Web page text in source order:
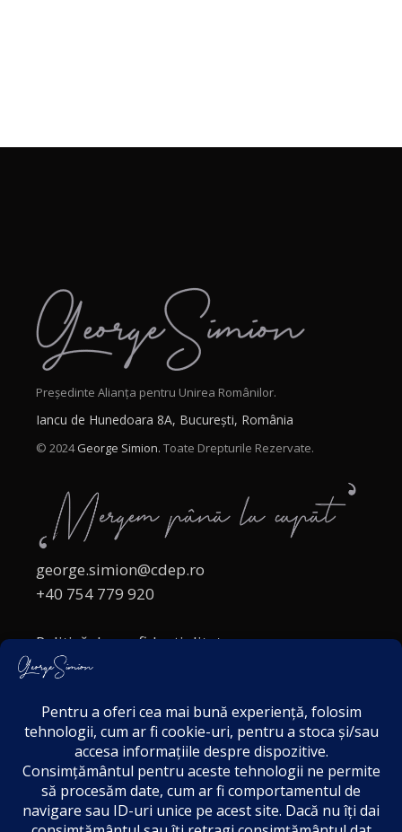
Președinte Alianța pentru Unirea Românilor.
Iancu de Hunedoara 8A, București, România
© 2024George Simion. Toate Drepturile Rezervate.
george.simion@cdep.ro
+40 754 779 920
Politică de confidențialitate
Politica cookies
Acordul de markting
Disclaimer